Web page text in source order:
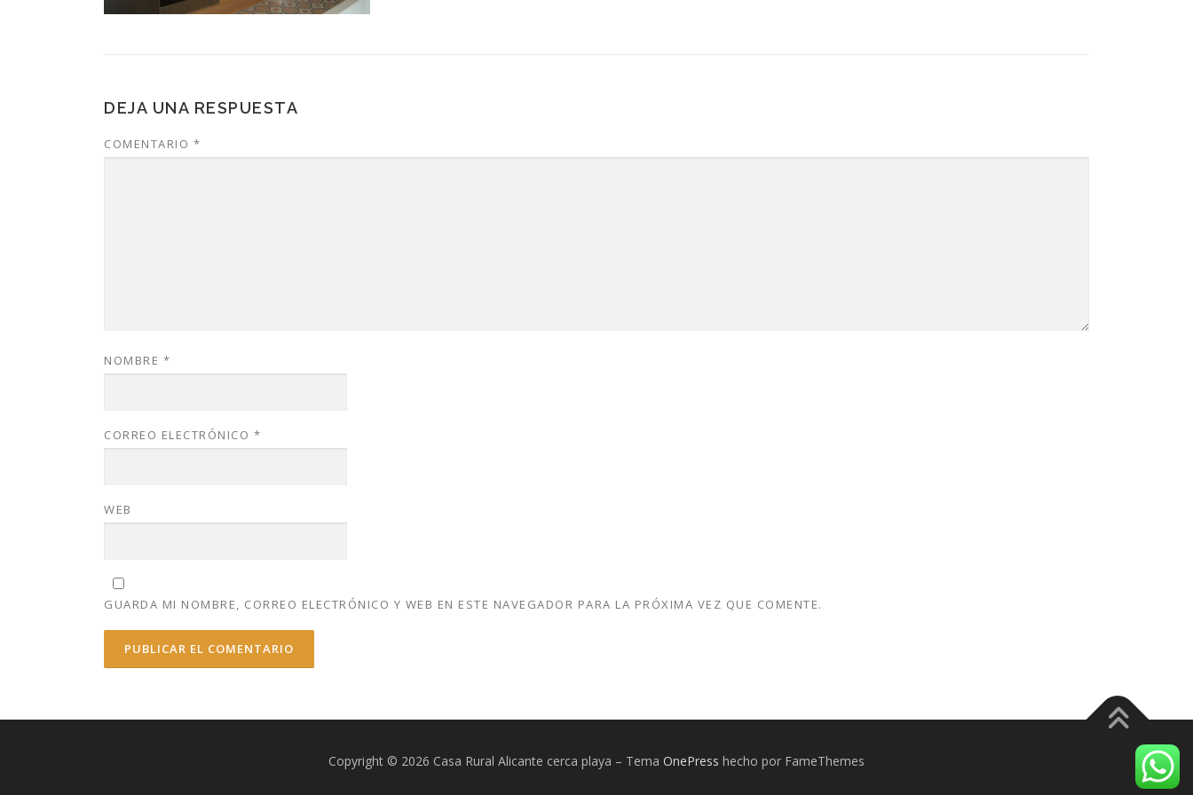
DEJA UNA RESPUESTA
COMENTARIO *
NOMBRE *
CORREO ELECTRÓNICO *
WEB
GUARDA MI NOMBRE, CORREO ELECTRÓNICO Y WEB EN ESTE NAVEGADOR PARA LA PRÓXIMA VEZ QUE COMENTE.
Copyright © 2026 Casa Rural Alicante cerca playa – Tema OnePress hecho por FameThemes